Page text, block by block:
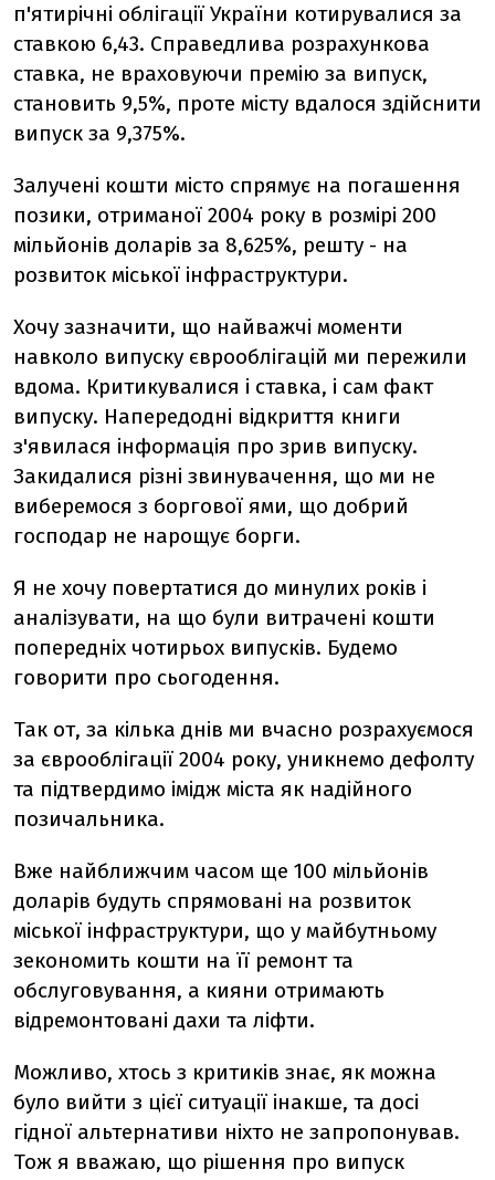
п'ятирічні облігації України котирувалися за
ставкою 6,43. Справедлива розрахункова
ставка, не враховуючи премію за випуск,
становить 9,5%, проте місту вдалося здійснити
випуск за 9,375%.
Залучені кошти місто спрямує на погашення
позики, отриманої 2004 року в розмірі 200
мільйонів доларів за 8,625%, решту - на
розвиток міської інфраструктури.
Хочу зазначити, що найважчі моменти
навколо випуску єврооблігацій ми пережили
вдома. Критикувалися і ставка, і сам факт
випуску. Напередодні відкриття книги
з'явилася інформація про зрив випуску.
Закидалися різні звинувачення, що ми не
виберемося з боргової ями, що добрий
господар не нарощує борги.
Я не хочу повертатися до минулих років і
аналізувати, на що були витрачені кошти
попередніх чотирьох випусків. Будемо
говорити про сьогодення.
Так от, за кілька днів ми вчасно розрахуємося
за єврооблігації 2004 року, уникнемо дефолту
та підтвердимо імідж міста як надійного
позичальника.
Вже найближчим часом ще 100 мільйонів
доларів будуть спрямовані на розвиток
міської інфраструктури, що у майбутньому
зекономить кошти на її ремонт та
обслуговування, а кияни отримають
відремонтовані дахи та ліфти.
Можливо, хтось з критиків знає, як можна
було вийти з цієї ситуації інакше, та досі
гідної альтернативи ніхто не запропонував.
Тож я вважаю, що рішення про випуск